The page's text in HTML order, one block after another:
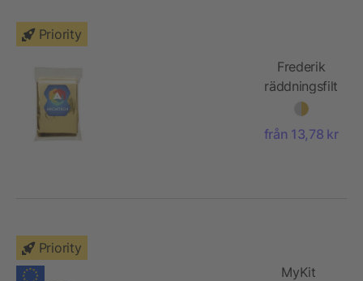
Priority
Frederik
räddningsfilt
med 2
funktioner
från 13,78 kr
Priority
MyKit